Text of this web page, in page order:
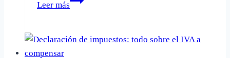
Leer más
hacer